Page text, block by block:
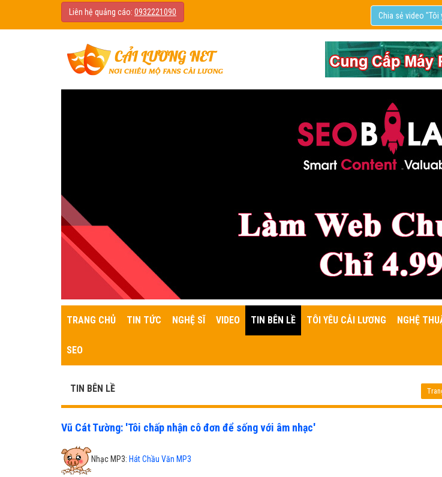
Liên hệ quảng cáo: 0932221090 Chia sẻ video "Tôi
TRANG CHỦ TIN TỨC NGHỆ SĨ VIDEO TIN BÊN LỀ TÔI YÊU CẢI LƯƠNG NGHỆ
SEO
TIN BÊN LỀ
Vũ Cát Tường: 'Tôi chấp nhận cô đơn để sống với âm nhạc'
Nhạc MP3: Hát Chầu Văn MP3